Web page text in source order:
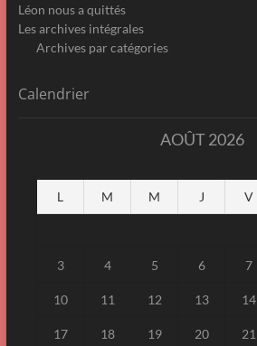
Léon nous a quittés
Les archives intégrales
Archives par catégories
Calendrier
AOÛT 2026
L M M J V
3 4 5 6 7
10 11 12 13 14
17 18 19 20 21